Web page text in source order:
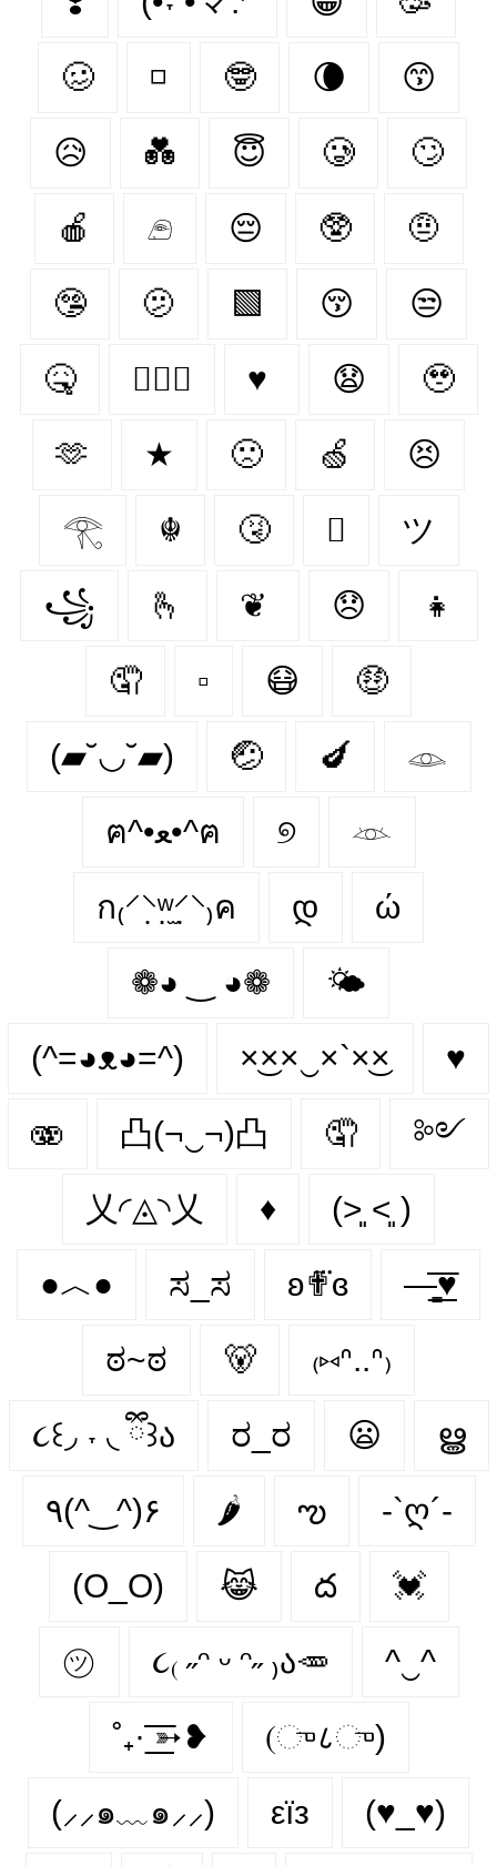
🥴 ◽ 🤓 🌘 😙
😥 💑 😇 🥲 🙄
🍎 𓂉 😔 🥸 🤨
🤥 🫤 🟩 😚 😒
🤒 👩‍❤️‍👨 ♥ 😧 🥹
🫶 ★ 🙁 🍏 😣
𓂀 ☬ 🤧 🫩 ツ
꧁ 🫰 ❦ 😞 👧
🤦‍ ▫ 😷 🤑
(▰˘◡˘▰) 🤕 🍆 𓁼
ฅ^•ﻌ•^ฅ ୭ 𓁺
ก₍⸍⸌̣ʷ̣̫⸍̣⸌₎ค დ ώ
❁◕ ‿ ◕❁ 🌤
(^=◕ᴥ◕=^) ×͜××‿×`×͜× ♥︎
🫨 凸(¬‿¬)凸 🤦 ༻
乂◜◬◝乂 ♦️ (˃͈ ˂͈ )
●︿● ಸ_ಸ ʚ✟⃛ɞ —̳͟͞͞♥
ಠ~ಠ 🐻 ₍⑅ᐢ..ᐢ₎
૮꒰◞ ˕ ◟ ྀི꒱ა ರ_ರ 😦 ൠ
٩(^‿^)۶ 🌶 ఌ︎ -`ღ´-
(O_O) 😹 ద 💓
㋡ ૮₍ ˶ᵔ ᵕ ᵔ˶ ₎ა🥕 ^‿^
˚₊· ͟͟͞͞➳❥ (ு८ு)
(⸝⸝๑﹏๑⸝⸝) εїз (♥_♥)